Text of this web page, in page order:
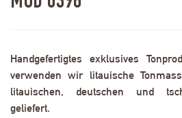
Handgefertigtes exklusives
verwenden wir litauische
litauischen, deutschen und
geliefert.